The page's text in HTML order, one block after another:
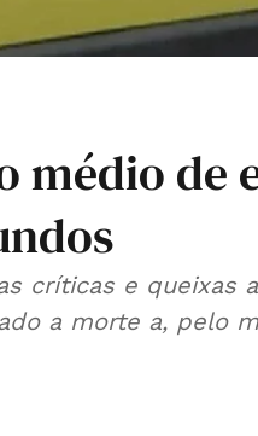
médio de
críticas e queixas
a morte a, pelo